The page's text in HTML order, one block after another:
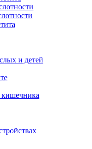
и детей
кишечника